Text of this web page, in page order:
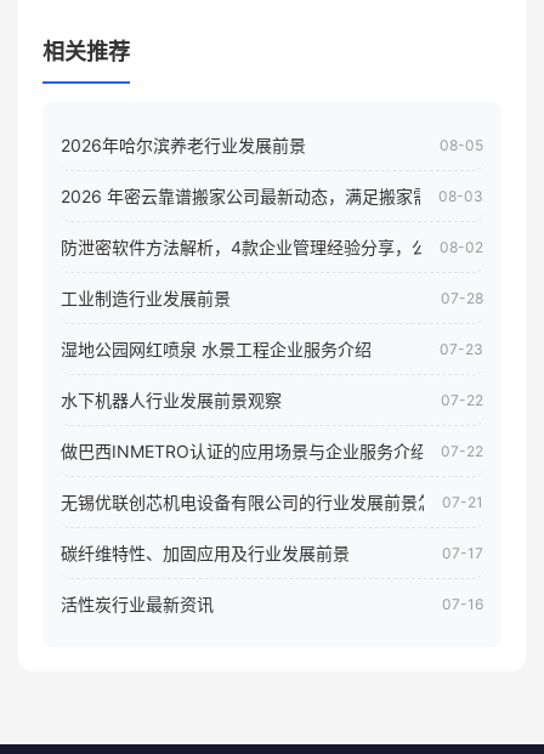
相关推荐
2026年哈尔滨养老行业发展前景 08-05
2026 年密云靠谱搬家公司最新动态，满足搬家需求！08-03
防泄密软件方法解析，4款企业管理经验分享，公司员工电脑核
08-02
工业制造行业发展前景 07-28
湿地公园网红喷泉 水景工程企业服务介绍 07-23
水下机器人行业发展前景观察 07-22
做巴西INMETRO认证的应用场景与企业服务介绍 07-22
无锡优联创芯机电设备有限公司的行业发展前景怎样07-21
碳纤维特性、加固应用及行业发展前景 07-17
活性炭行业最新资讯 07-16